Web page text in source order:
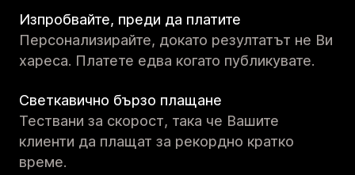
Изпробвайте, преди да платите
Персонализирайте, докато резултатът не Ви
хареса. Платете едва когато публикувате.
Светкавично бързо плащане
Тествани за скорост, така че Вашите
клиенти да плащат за рекордно кратко
време.